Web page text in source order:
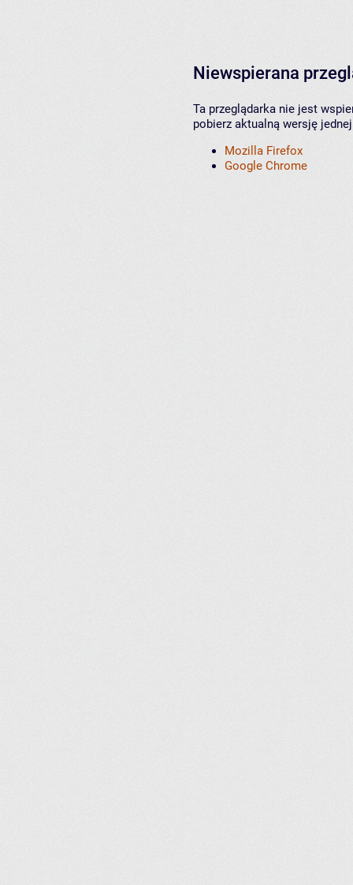
Niewspierana
Ta przeglądarka nie jest
pobierz aktualną wersję
Mozilla Firefox
Google Chrome